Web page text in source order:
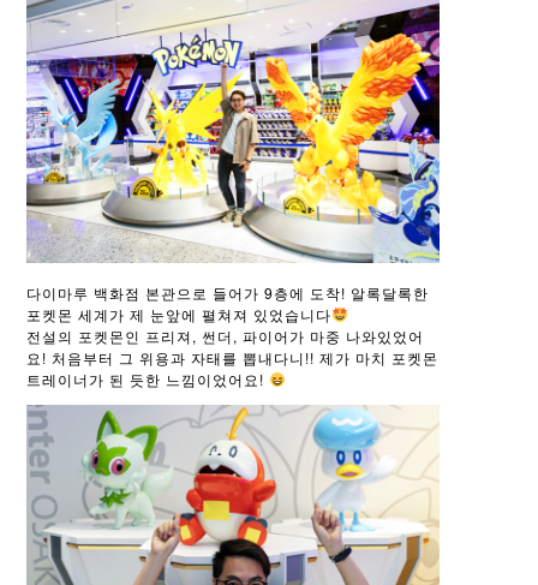
다이마루 백화점 본관으로 들어가 9층에 도착! 알록달록한
포켓몬 세계가 제 눈앞에 펼쳐져 있었습니다
전설의 포켓몬인 프리져, 썬더, 파이어가 마중 나와있었어
요! 처음부터 그 위용과 자태를 뽑내다니!! 제가 마치 포켓몬
트레이너가 된 듯한 느낌이었어요!